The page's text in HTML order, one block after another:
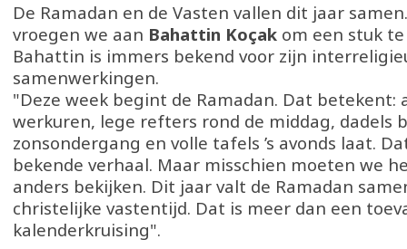
De Ramadan en de Vasten vallen dit jaar
vroegen we aan Bahattin Koçak om een stuk
Bahattin is immers bekend voor zijn
samenwerkingen.
"Deze week begint de Ramadan. Dat betekent:
werkuren, lege refters rond de middag, dadels
zonsondergang en volle tafels ’s avonds laat.
bekende verhaal. Maar misschien moeten we
anders bekijken. Dit jaar valt de Ramadan
christelijke vastentijd. Dat is meer dan een
kalenderkruising".